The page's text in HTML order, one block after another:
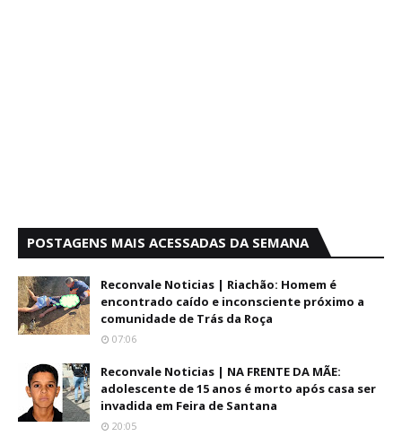
POSTAGENS MAIS ACESSADAS DA SEMANA
Reconvale Noticias | Riachão: Homem é
encontrado caído e inconsciente próximo a
comunidade de Trás da Roça
07:06
Reconvale Noticias | NA FRENTE DA MÃE:
adolescente de 15 anos é morto após casa ser
invadida em Feira de Santana
20:05